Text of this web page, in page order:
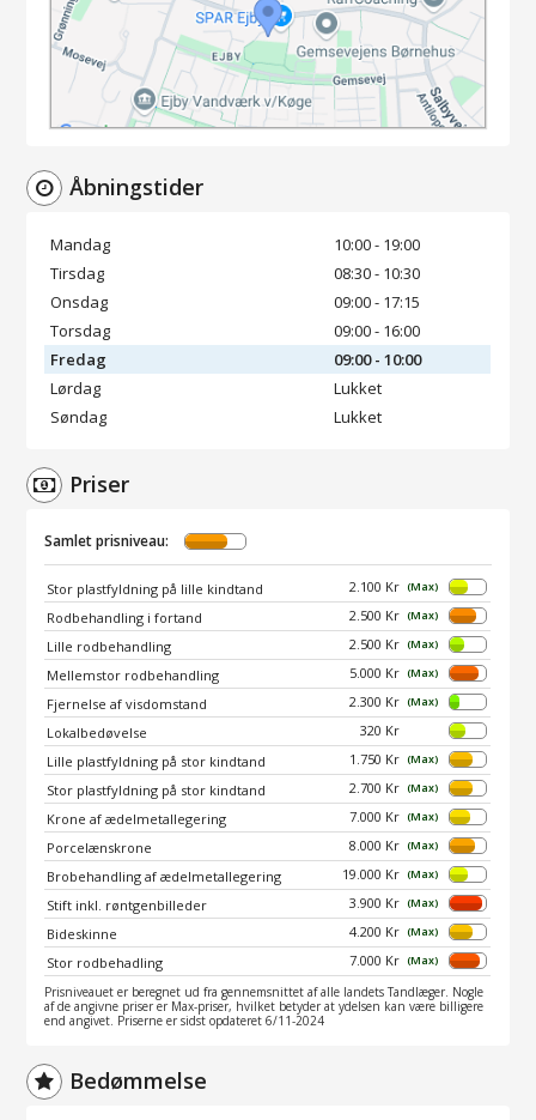
Åbningstider
Mandag
10:00 - 19:00
Tirsdag
08:30 - 10:30
Onsdag
09:00 - 17:15
Torsdag
09:00 - 16:00
Fredag
09:00 - 10:00
Lørdag
Lukket
Søndag
Lukket
Priser
Samlet prisniveau:
Stor plastfyldning på lille kindtand 2.100 Kr (Max)
Rodbehandling i fortand 2.500 Kr (Max)
Lille rodbehandling 2.500 Kr (Max)
Mellemstor rodbehandling 5.000 Kr (Max)
Fjernelse af visdomstand 2.300 Kr (Max)
Lokalbedøvelse
320 Kr
Lille plastfyldning på stor kindtand
1.750 Kr (Max)
Stor plastfyldning på stor kindtand 2.700 Kr (Max)
Krone af ædelmetallegering 7.000 Kr (Max)
Porcelænskrone 8.000 Kr (Max)
Brobehandling af ædelmetallegering 19.000 Kr (Max)
Stift inkl. røntgenbilleder 3.900 Kr (Max)
Bideskinne 4.200 Kr (Max)
Stor rodbehadling 7.000 Kr (Max)
Prisniveauet er beregnet ud fra gennemsnittet af alle landets Tandlæger. Nogle
af de angivne priser er Max-priser, hvilket betyder at ydelsen kan være billigere
end angivet. Priserne er sidst opdateret 6/11-2024
Bedømmelse